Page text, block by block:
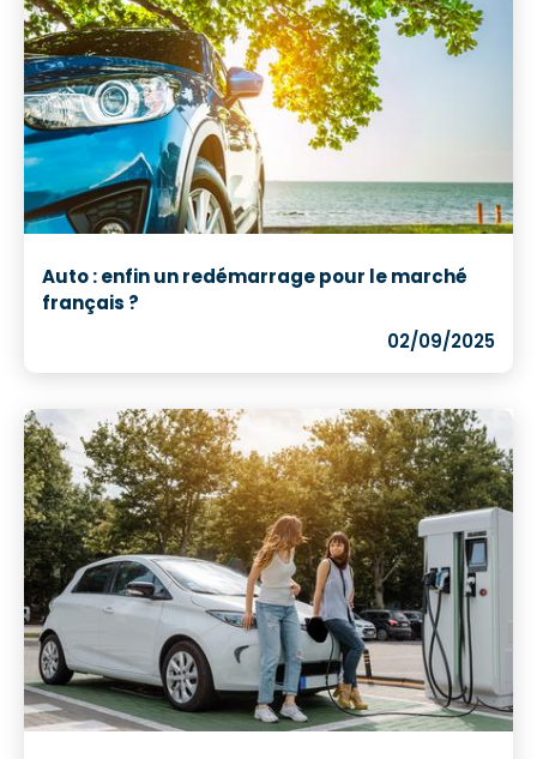
Auto : enfin un redémarrage pour le marché
français ?
02/09/2025